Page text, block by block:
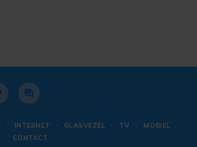
gemaakt over intensievere
defensiesamenwerking.
INTERNET GLASVEZEL TV
MOBIEL
CONTACT